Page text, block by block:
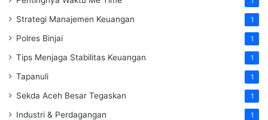
Strategi Manajemen Keuangan 1
Polres Binjai 1
Tips Menjaga Stabilitas Keuangan 1
Tapanuli 1
Sekda Aceh Besar Tegaskan 1
Industri & Perdagangan 1